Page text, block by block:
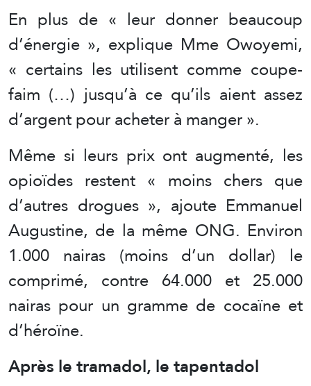
En plus de « leur donner beaucoup
d’énergie », explique Mme Owoyemi,
« certains les utilisent comme coupe-
faim (…) jusqu’à ce qu’ils aient assez
d’argent pour acheter à manger ».
Même si leurs prix ont augmenté, les
opioïdes restent « moins chers que
d’autres drogues », ajoute Emmanuel
Augustine, de la même ONG. Environ
1.000 nairas (moins d’un dollar) le
comprimé, contre 64.000 et 25.000
nairas pour un gramme de cocaïne et
d’héroïne.
Après le tramadol, le tapentadol